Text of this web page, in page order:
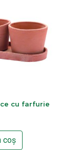
cu farfurie
coș